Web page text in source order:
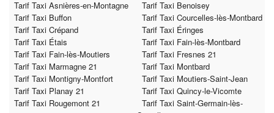
Tarif Taxi Asnières-en-Montagne
Tarif Taxi Benoisey
Tarif Taxi Buffon
Tarif Taxi Courcelles-lès-Montbard
Tarif Taxi Crépand
Tarif Taxi Éringes
Tarif Taxi Étais
Tarif Taxi Fain-lès-Montbard
Tarif Taxi Fain-lès-Moutiers
Tarif Taxi Fresnes 21
Tarif Taxi Marmagne 21
Tarif Taxi Montbard
Tarif Taxi Montigny-Montfort
Tarif Taxi Moutiers-Saint-Jean
Tarif Taxi Planay 21
Tarif Taxi Quincy-le-Vicomte
Tarif Taxi Rougemont 21
Tarif Taxi Saint-Germain-lès-